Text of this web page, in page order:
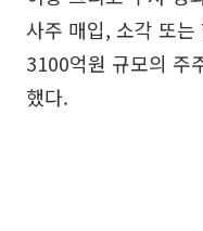
사주 매입, 소각 또
3100억원 규모의 주
했다.